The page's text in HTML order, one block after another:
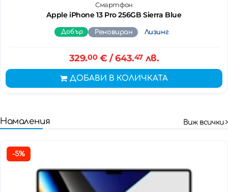
Смартфон
Apple iPhone 13 Pro 256GB Sierra Blue
Добър Реновиран Лизинг
329.00€ / 643.47лв.
ДОБАВИ В КОЛИЧКАТА
Намаления Виж всички
-5%